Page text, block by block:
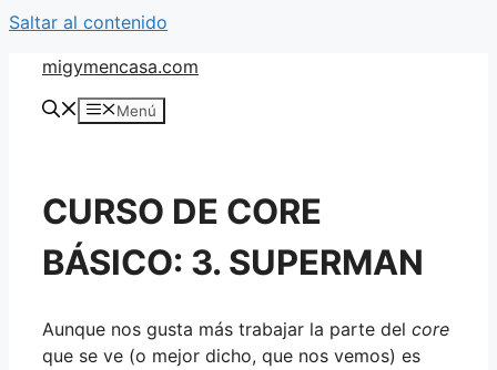
Saltar al contenido
migymencasa.com
Menú
CURSO DE CORE
BÁSICO: 3. SUPERMAN
Aunque nos gusta más trabajar la parte del core
que se ve (o mejor dicho, que nos vemos) es